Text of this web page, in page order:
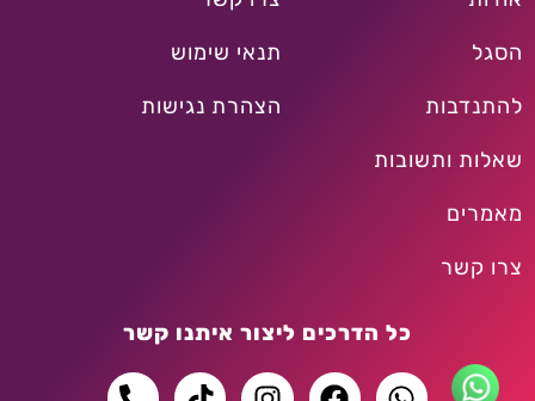
הסגל
להתנדבות
שאלות ותשובות
מאמרים
צרו קשר
תנאי שימוש
הצהרת נגישות
כל הדרכים ליצור איתנו קשר